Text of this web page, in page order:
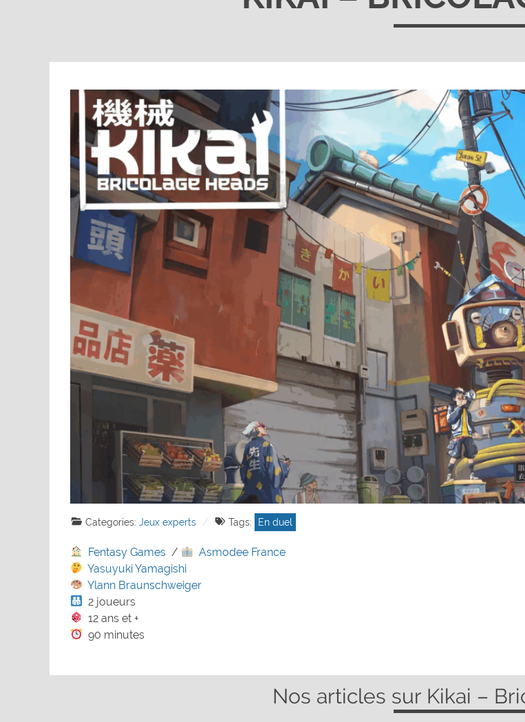
Categories: Jeux experts Tags: En duel
Fentasy Games /
Asmodee France
Yasuyuki Yamagishi
Ylann Braunschweiger
2 joueurs
12 ans et +
90 minutes
Nos articles sur Kikai –